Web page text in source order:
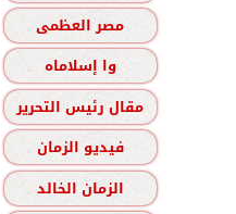
مصر العظمى
وا إسلاماه
مقال رئيس التحرير
فيديو الزمان
الزمان الخالد